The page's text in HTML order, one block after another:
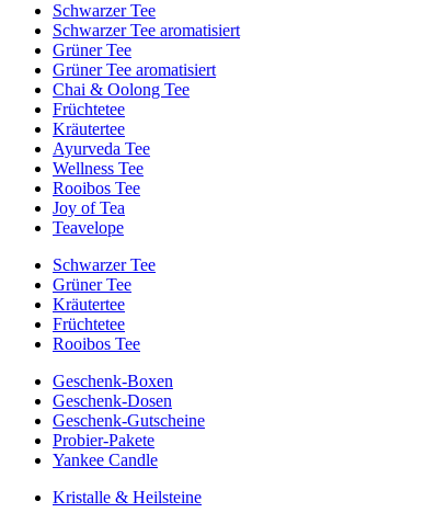
Schwarzer Tee
Schwarzer Tee aromatisiert
Grüner Tee
Grüner Tee aromatisiert
Chai & Oolong Tee
Früchtetee
Kräutertee
Ayurveda Tee
Wellness Tee
Rooibos Tee
Joy of Tea
Teavelope
Schwarzer Tee
Grüner Tee
Kräutertee
Früchtetee
Rooibos Tee
Geschenk-Boxen
Geschenk-Dosen
Geschenk-Gutscheine
Probier-Pakete
Yankee Candle
Kristalle & Heilsteine